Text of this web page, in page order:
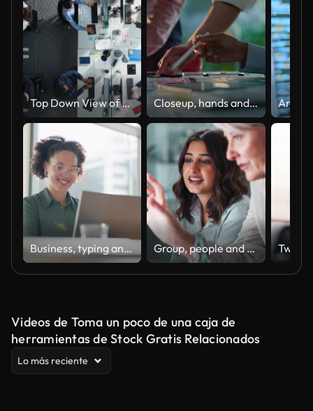
Top Down View of Multiethnic Team in a Corporate Office, Working on Desktop Computers And With Financial Documents. Colleagues Working Creating Reports, Developing Business Strategies For Hedge Fund. Closeup, hands and brainstorming with business people, planning and ideas with a project, research and technology. Staff, group and creative with teamwork, collaboration and cooperation with solution
Business, typing and woman with a laptop, happy and internet with online news and journalist. Smile, person and magazine editor with computer and writing with a deadline and publisher with article Group, people and discussion on laptop in office for training, coaching and brainstorming ideas of project. Staff, manager and digital to review finance report, teamwork and advice of sales solution
Videos de Toma un poco de una caja de
herramientas de Stock Gratis Relacionados
Lo más reciente